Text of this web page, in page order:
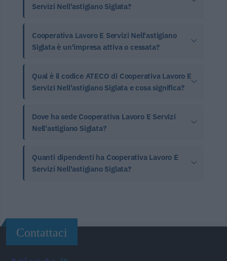
Servizi Nell'astigiano Siglata?
Cooperativa Lavoro E Servizi Nell'astigiano
Siglata è un'impresa attiva o cessata?
Qual è il codice ATECO di Cooperativa Lavoro E
Servizi Nell'astigiano Siglata e cosa significa?
Dove ha sede Cooperativa Lavoro E Servizi
Nell'astigiano Siglata?
Quanti dipendenti ha Cooperativa Lavoro E
Servizi Nell'astigiano Siglata?
Contattaci